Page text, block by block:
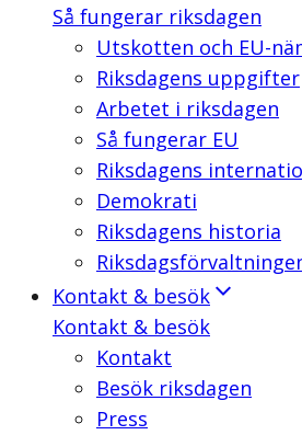
Så fungerar riksdagen
Utskotten och EU-
Riksdagens uppgifter
Arbetet i riksdagen
Så fungerar EU
Riksdagens
Demokrati
Riksdagens historia
Kontakt & besök
Kontakt & besök
Kontakt
Besök riksdagen
Press